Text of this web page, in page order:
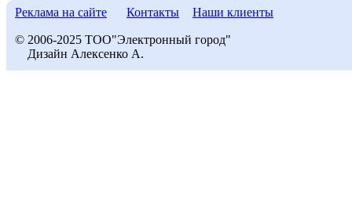
Реклама на сайте Контакты Наши клиенты
© 2006-2025 ТОО"Электронный город"
Дизайн Алексенко А.